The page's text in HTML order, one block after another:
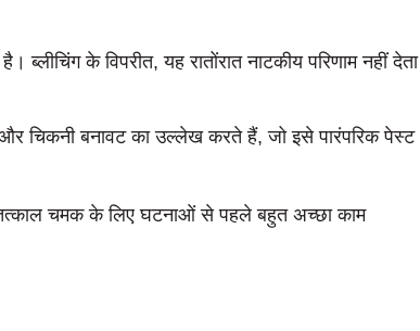
ब्लीचिंग के विपरीत, यह रातोंरात नाटकीय परिणाम नहीं देता
चिकनी बनावट का उल्लेख करते हैं, जो इसे पारंपरिक पेस्ट
चमक के लिए घटनाओं से पहले बहुत अच्छा काम